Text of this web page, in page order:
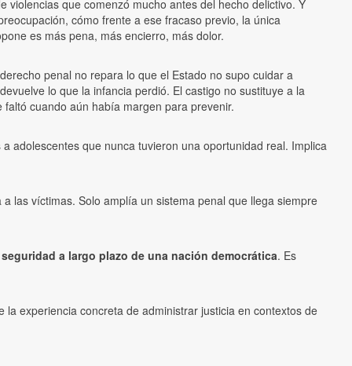
violencias que comenzó mucho antes del hecho delictivo. Y
cómo frente a ese fracaso previo, la única
es más pena, más encierro, más dolor.
penal no repara lo que el Estado no supo cuidar a
lo que la infancia perdió. El castigo no sustituye a la
faltó cuando aún había margen para prevenir.
adolescentes que nunca tuvieron una oportunidad real. Implica
las víctimas. Solo amplía un sistema penal que llega siempre
a largo plazo de una nación democrática. Es
experiencia concreta de administrar justicia en contextos de